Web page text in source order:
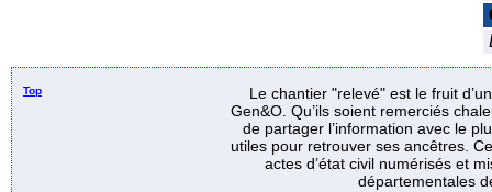
Top
Le chantier "relevé" est le fruit
Gen&O. Qu’ils soient remerciés
de partager l’information avec le
utiles pour retrouver ses ancêtres.
actes d’état civil numérisés et
départementales